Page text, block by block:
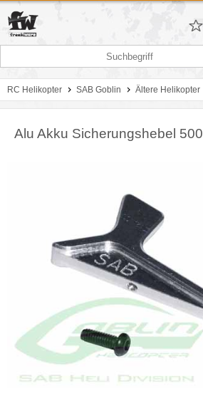
RC Helikopter SAB Goblin Ältere Helikopter
Alu Akku Sicherungshebel 500